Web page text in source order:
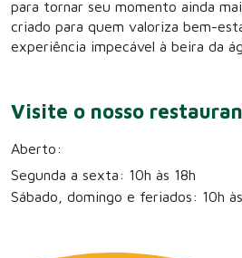
para tornar seu momento ainda
criado para quem valoriza bem-
experiência impecável à beira da
Visite o nosso
Aberto:
Segunda a sexta: 10h às 18h
Sábado, domingo e feriados: 10h